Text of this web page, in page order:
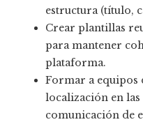
estructura (título,
Crear plantillas
para mantener
plataforma.
Formar a equipos
localización en
comunicación de